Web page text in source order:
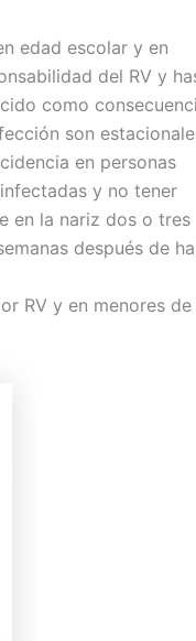
edad escolar y en
del RV y
como
son
en personas
y no tener
en la nariz dos o tres
después de
RV y en menores de